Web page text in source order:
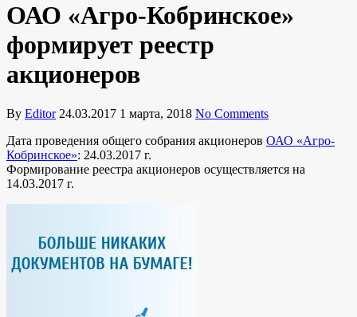
ОАО «Агро-Кобринское»
формирует реестр
акционеров
By Editor 24.03.2017 1 марта, 2018 No Comments
Дата проведения общего собрания акционеров ОАО «Агро-
Кобринское»: 24.03.2017 г.
Формирование реестра акционеров осуществляется на
14.03.2017 г.